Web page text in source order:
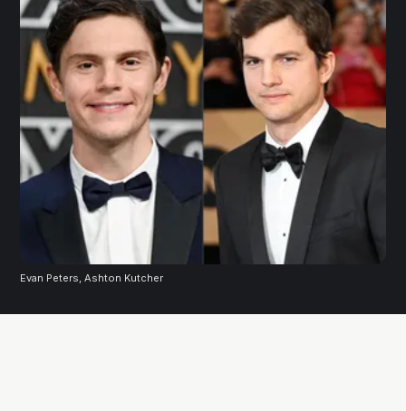
Evan Peters, Ashton Kutcher